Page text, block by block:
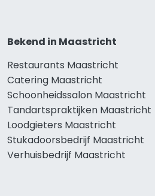
Bekend in Maastricht
Restaurants Maastricht
Catering Maastricht
Schoonheidssalon Maastricht
Tandartspraktijken Maastricht
Loodgieters Maastricht
Stukadoorsbedrijf Maastricht
Verhuisbedrijf Maastricht